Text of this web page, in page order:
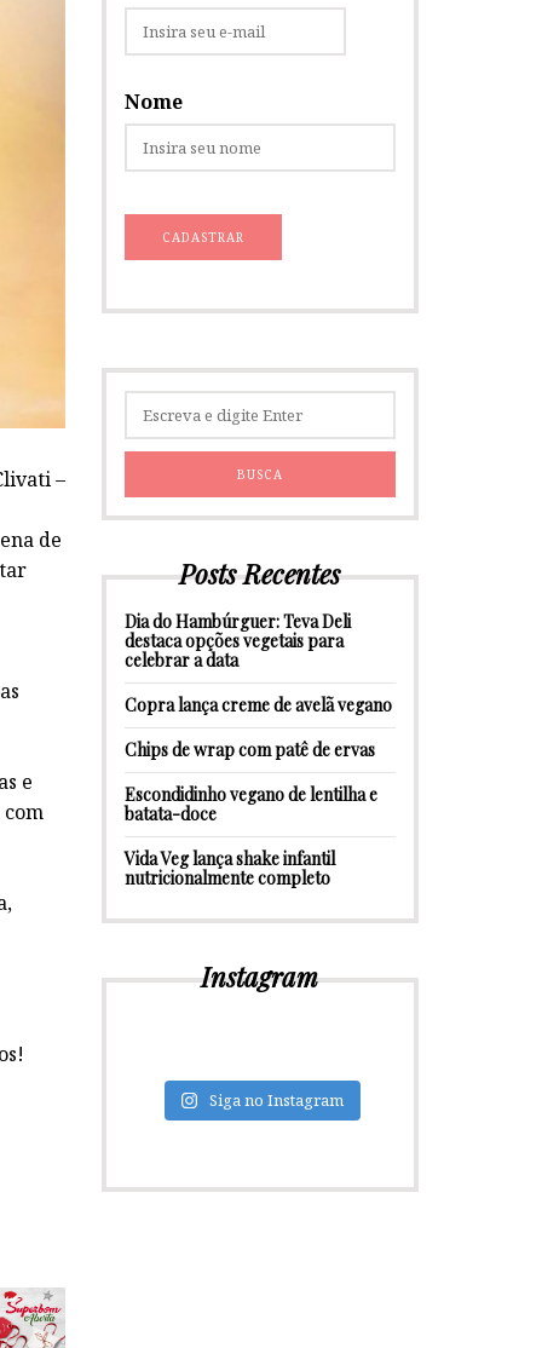
–
de
e
Nome
Posts Recentes
Dia do Hambúrguer: Teva Deli
destaca opções vegetais para
celebrar a data
Copra lança creme de avelã vegano
Chips de wrap com patê de ervas
Escondidinho vegano de lentilha e
batata-doce
Vida Veg lança shake infantil
nutricionalmente completo
Instagram
Siga no Instagram